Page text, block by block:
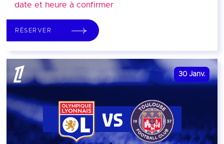
date et heure à confirmer
RÉSERVER
30 Janv.